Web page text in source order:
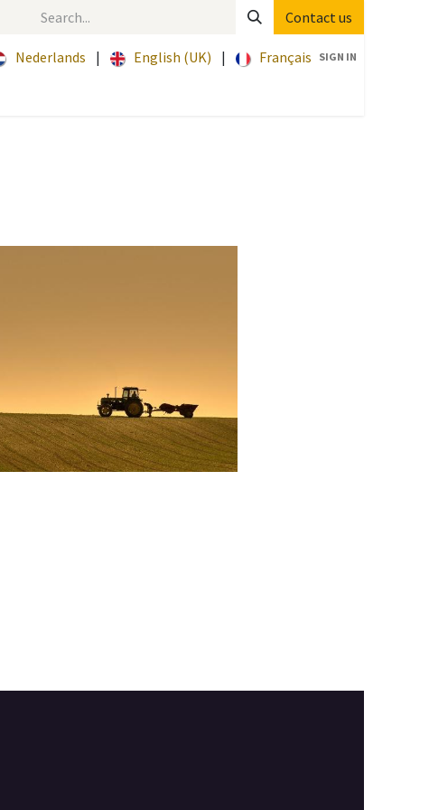
Contact us
Nederlands | English (UK) | Français SIGN IN